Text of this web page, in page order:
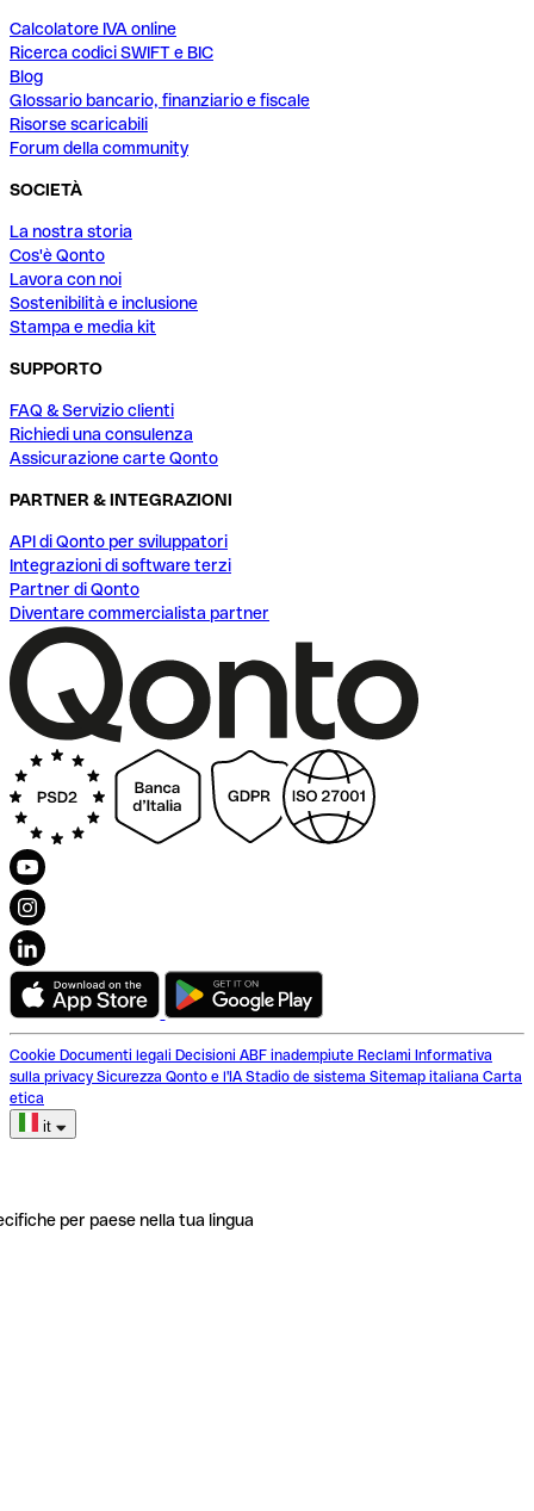
Calcolatore IVA online
Ricerca codici SWIFT e BIC
Blog
Glossario bancario, finanziario e fiscale
Risorse scaricabili
Forum della community
SOCIETÀ
La nostra storia
Cos'è Qonto
Lavora con noi
Sostenibilità e inclusione
Stampa e media kit
SUPPORTO
FAQ & Servizio clienti
Richiedi una consulenza
Assicurazione carte Qonto
PARTNER & INTEGRAZIONI
API di Qonto per sviluppatori
Integrazioni di software terzi
Partner di Qonto
Diventare commercialista partner
Cookie Documenti legali Decisioni ABF inadempiute Reclami Informativa
sulla privacy Sicurezza Qonto e l'IA Stadio de sistema Sitemap italiana Carta
etica
it
per paese nella tua lingua